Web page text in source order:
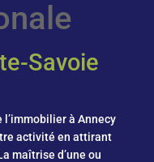
Savoie
à Annecy
activité en attirant
maîtrise d’une ou